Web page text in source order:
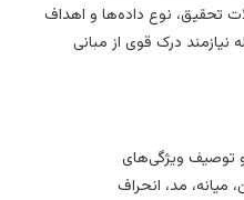
تحقیق، نوع داده‌ها و اهداف
درک قوی از مبانی
توصیف ویژگی‌های
میانه، مد، انحراف